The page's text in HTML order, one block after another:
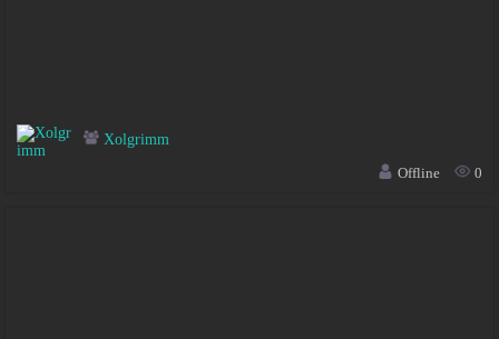
Xolgrimm
Offline
0